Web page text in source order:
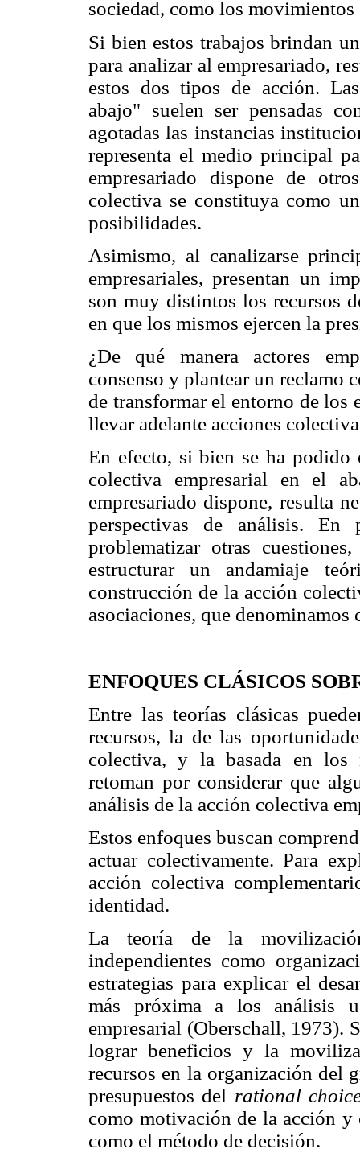
sociedad, como los movimientos
Si bien estos trabajos brindan
para analizar al empresariado,
estos dos tipos de acción.
abajo" suelen ser pensadas
agotadas las instancias
representa el medio principal
empresariado dispone de
colectiva se constituya como
posibilidades.
Asimismo, al canalizarse
empresariales, presentan un
son muy distintos los recursos
en que los mismos ejercen la
¿De qué manera actores
consenso y plantear un reclamo
de transformar el entorno de los
llevar adelante acciones
En efecto, si bien se ha podido
colectiva empresarial en el
empresariado dispone, resulta
perspectivas de análisis. En
problematizar otras
estructurar un andamiaje
construcción de la acción
asociaciones, que
ENFOQUES CLÁSICOS
Entre las teorías clásicas
recursos, la de las
colectiva, y la basada en los
retoman por considerar que
análisis de la acción colectiva
Estos enfoques buscan
actuar colectivamente. Para
acción colectiva
identidad.
La teoría de la
independientes como
estrategias para explicar el
más próxima a los análisis
empresarial (Oberschall, 1973).
lograr beneficios y la
recursos en la organización del
presupuestos del rational
como motivación de la acción y
como el método de decisión.